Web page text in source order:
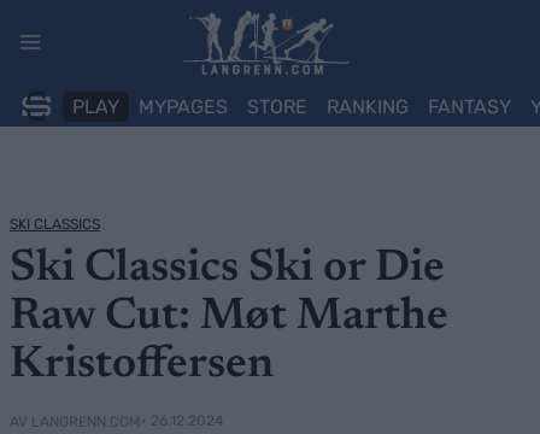
PLAY MYPAGES STORE RANKING FANTASY
SKI CLASSICS
Ski Classics Ski or Die
Raw Cut: Møt Marthe
Kristoffersen
AV LANGRENN.COM • 26.12.2024